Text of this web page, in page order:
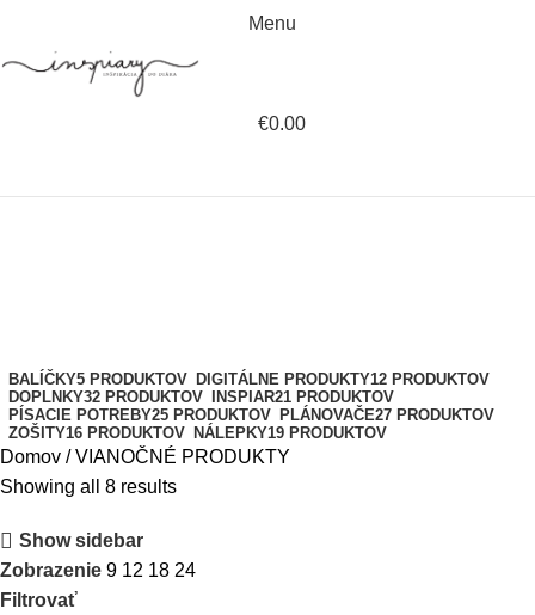
Menu
€0.00
BALÍČKY5 PRODUKTOV DIGITÁLNE PRODUKTY12 PRODUKTOV
DOPLNKY32 PRODUKTOV INSPIAR21 PRODUKTOV
PÍSACIE POTREBY25 PRODUKTOV PLÁNOVAČE27 PRODUKTOV
ZOŠITY16 PRODUKTOV NÁLEPKY19 PRODUKTOV
Domov
VIANOČNÉ PRODUKTY
Showing all 8 results
Show sidebar
Zobrazenie 9 12 18 24
Filtrovať